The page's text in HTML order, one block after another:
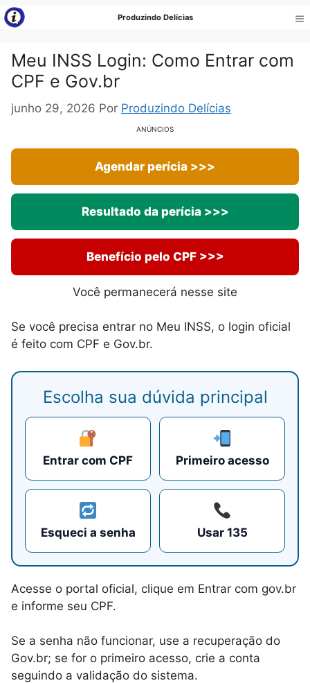
Pular
para
conteúdo
Produzindo Delícias
Meu INSS Login: Como Entrar com
CPF e Gov.br
junho 29, 2026 Por Produzindo Delícias
ANÚNCIOS
Agendar perícia >>>
Resultado da perícia >>>
Benefício pelo CPF >>>
Você permanecerá nesse site
Se você precisa entrar no Meu INSS, o login oficial
é feito com CPF e Gov.br.
Escolha sua dúvida principal
Entrar com CPF Primeiro acesso
Esqueci a senha Usar 135
Acesse o portal oficial, clique em Entrar com gov.br
e informe seu CPF.
Se a senha não funcionar, use a recuperação do
Gov.br; se for o primeiro acesso, crie a conta
seguindo a validação do sistema.